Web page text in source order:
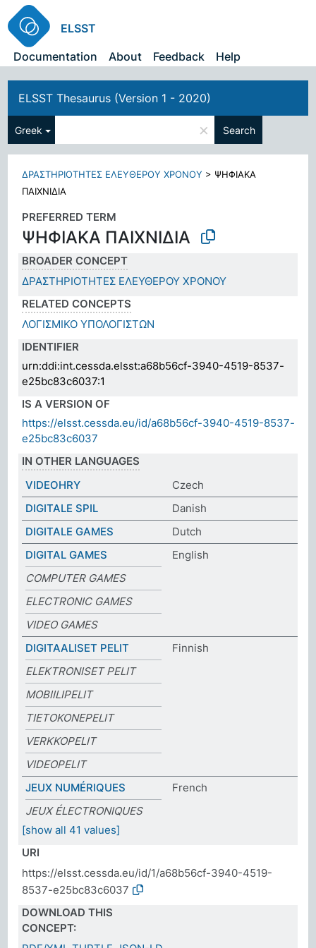
ELSST
Documentation
About Feedback Help
ELSST Thesaurus (Version 1 - 2020)
Greek × Search
ΔΡΑΣΤΗΡΙΟΤΗΤΕΣ ΕΛΕΥΘΕΡΟΥ ΧΡΟΝΟΥ > ΨΗΦΙΑΚΑ
ΠΑΙΧΝΙΔΙΑ
PREFERRED TERM
ΨΗΦΙΑΚΑ ΠΑΙΧΝΙΔΙΑ
BROADER CONCEPT
ΔΡΑΣΤΗΡΙΟΤΗΤΕΣ ΕΛΕΥΘΕΡΟΥ ΧΡΟΝΟΥ
RELATED CONCEPTS
ΛΟΓΙΣΜΙΚΟ ΥΠΟΛΟΓΙΣΤΩΝ
IDENTIFIER
urn:ddi:int.cessda.elsst:a68b56cf-3940-4519-8537-
e25bc83c6037:1
IS A VERSION OF
https://elsst.cessda.eu/id/a68b56cf-3940-4519-8537-
e25bc83c6037
IN OTHER LANGUAGES
VIDEOHRY
Czech
DIGITALE SPIL
Danish
DIGITALE GAMES
Dutch
DIGITAL GAMES
English
COMPUTER GAMES
ELECTRONIC GAMES
VIDEO GAMES
DIGITAALISET PELIT
Finnish
ELEKTRONISET PELIT
MOBIILIPELIT
TIETOKONEPELIT
VERKKOPELIT
VIDEOPELIT
JEUX NUMÉRIQUES
French
JEUX ÉLECTRONIQUES
[show all 41 values]
URI
https://elsst.cessda.eu/id/1/a68b56cf-3940-4519-
8537-e25bc83c6037
DOWNLOAD THIS
CONCEPT: